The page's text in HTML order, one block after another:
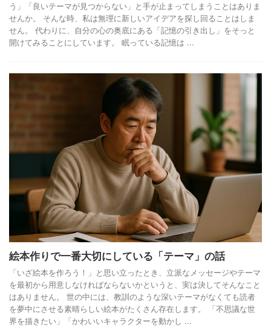
う」「良いテーマが見つからない」と手が止まってしまうことはありま
せんか。 そんな時、私は無理に新しいアイデアを探し回ることはしま
せん。 代わりに、自分の心の奥底にある「記憶の引き出し」をそっと
開けてみることにしています。 眠っている記憶は ...
絵本作りで一番大切にしている「テーマ」の話
「いざ絵本を作ろう！」と思い立ったとき、立派なメッセージやテーマ
を最初から用意しなければならないかというと、実は決してそんなこと
はありません。 世の中には、教訓のような深いテーマがなくても読者
を夢中にさせる素晴らしい絵本がたくさん存在します。 「不思議な世
界を描きたい」「かわいいキャラクターを動かし ...